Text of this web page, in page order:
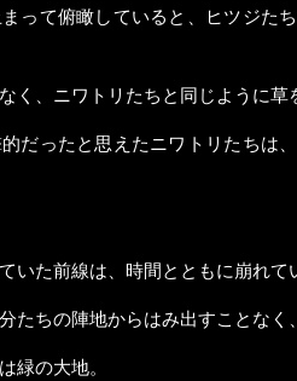
って俯瞰していると、ヒツジた
く、ニワトリたちと同じように草
だったと思えたニワトリたちは
いた前線は、時間とともに崩れて
たちの陣地からはみ出すことなく
緑の大地。